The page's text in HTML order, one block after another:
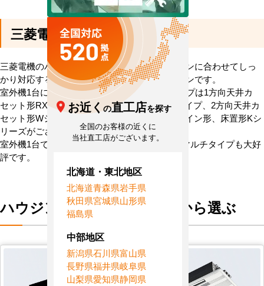
三菱電機 ハウジングエアコン
三菱電機のハウジングエアコンは増改築のプランに合わせてしっ
かり対応する、設置自由度の高い霧ヶ峰エアコンです。
室外機1台に対し室内機1台で運転するペアタイプは1方向天井カ
セット形RXシリーズ・GXシリーズ、小能力タイプ、2方向天井カ
セット形Wシリーズ、壁埋込形、フリービルトイン形、床置形Kシ
リーズがございます。
室外機1台で複数のお部屋に対応するシステムマルチタイプも大好
評です。
ハウジングエアコンを"形"から選ぶ
お近くの直工店を探す
全国のお客様の近くに
当社直工店がございます。
北海道・東北地区
北海道青森県岩手県
秋田県宮城県山形県
福島県
中部地区
新潟県石川県富山県
長野県福井県岐阜県
山梨県愛知県静岡県